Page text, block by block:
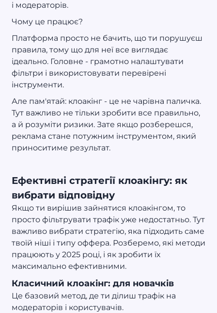
і модераторів.
Чому це працює?
Платформа просто не бачить, що ти порушуєш
правила, тому що для неї все виглядає
ідеально. Головне - грамотно налаштувати
фільтри і використовувати перевірені
інструменти.
Але пам'ятай: клоакінг - це не чарівна паличка.
Тут важливо не тільки зробити все правильно,
а й розуміти ризики. Зате якщо розберешся,
реклама стане потужним інструментом, який
приноситиме результат.
Ефективні стратегії клоакінгу: як
вибрати відповідну
Якщо ти вирішив зайнятися клоакінгом, то
просто фільтрувати трафік уже недостатньо. Тут
важливо вибрати стратегію, яка підходить саме
твоїй ніші і типу оффера. Розберемо, які методи
працюють у 2025 році, і як зробити їх
максимально ефективними.
Класичний клоакінг: для новачків
Це базовий метод, де ти ділиш трафік на
модераторів і користувачів.